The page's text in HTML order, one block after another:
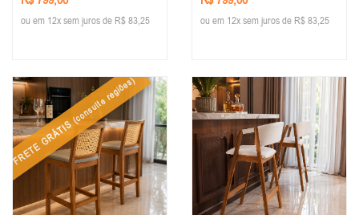
ou em 12x sem juros de R$ 83,25 ou em 12x sem juros de R$ 83,25
FRETE GRÁTIS
(consulte regiões)